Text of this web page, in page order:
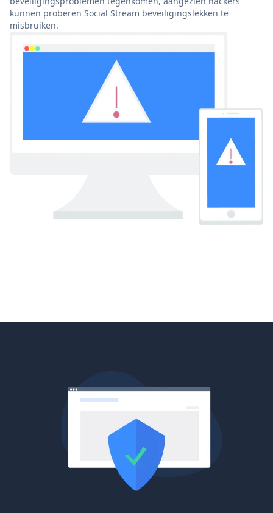
kunnen proberen Social Stream beveiligingslekken te
misbruiken.